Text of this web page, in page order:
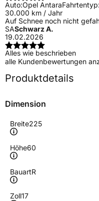
Auto:Opel AntaraFahrtentyp:
30.000 km / Jahr
Auf Schnee noch nicht
SASchwarz A.
19.02.2026
Alles wie beschrieben
alle Kundenbewertungen
Produktdetails
Dimension
Breite225
Höhe60
BauartR
Zoll17